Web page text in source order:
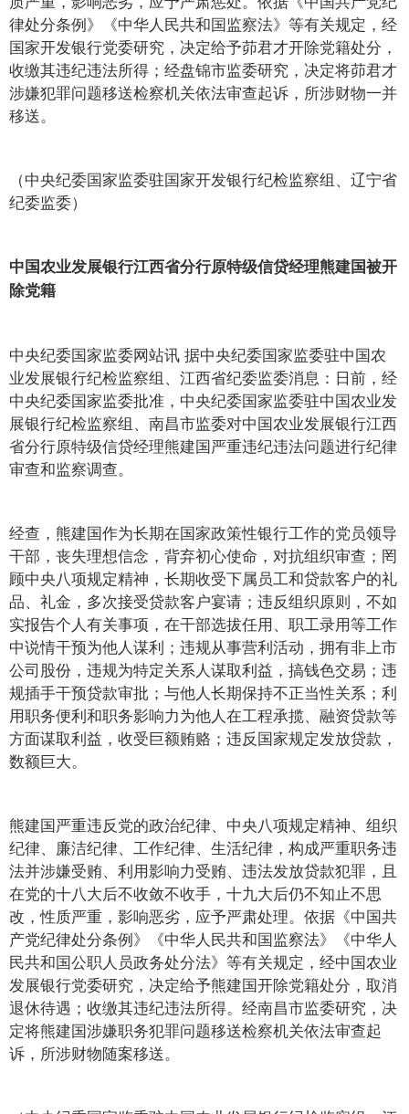
律处分条例》《中华人民共和国监察法》等有关规定，经
国家开发银行党委研究，决定给予茆君才开除党籍处分，
收缴其违纪违法所得；经盘锦市监委研究，决定将茆君才
涉嫌犯罪问题移送检察机关依法审查起诉，所涉财物一并
移送。
（中央纪委国家监委驻国家开发银行纪检监察组、辽宁省
纪委监委）
中国农业发展银行江西省分行原特级信贷经理熊建国被开
除党籍
中央纪委国家监委网站讯 据中央纪委国家监委驻中国农
业发展银行纪检监察组、江西省纪委监委消息：日前，经
中央纪委国家监委批准，中央纪委国家监委驻中国农业发
展银行纪检监察组、南昌市监委对中国农业发展银行江西
省分行原特级信贷经理熊建国严重违纪违法问题进行纪律
审查和监察调查。
经查，熊建国作为长期在国家政策性银行工作的党员领导
干部，丧失理想信念，背弃初心使命，对抗组织审查；罔
顾中央八项规定精神，长期收受下属员工和贷款客户的礼
品、礼金，多次接受贷款客户宴请；违反组织原则，不如
实报告个人有关事项，在干部选拔任用、职工录用等工作
中说情干预为他人谋利；违规从事营利活动，拥有非上市
公司股份，违规为特定关系人谋取利益，搞钱色交易；违
规插手干预贷款审批；与他人长期保持不正当性关系；利
用职务便利和职务影响力为他人在工程承揽、融资贷款等
方面谋取利益，收受巨额贿赂；违反国家规定发放贷款，
数额巨大。
熊建国严重违反党的政治纪律、中央八项规定精神、组织
纪律、廉洁纪律、工作纪律、生活纪律，构成严重职务违
法并涉嫌受贿、利用影响力受贿、违法发放贷款犯罪，且
在党的十八大后不收敛不收手，十九大后仍不知止不思
改，性质严重，影响恶劣，应予严肃处理。依据《中国共
产党纪律处分条例》《中华人民共和国监察法》《中华人
民共和国公职人员政务处分法》等有关规定，经中国农业
发展银行党委研究，决定给予熊建国开除党籍处分，取消
退休待遇；收缴其违纪违法所得。经南昌市监委研究，决
定将熊建国涉嫌职务犯罪问题移送检察机关依法审查起
诉，所涉财物随案移送。